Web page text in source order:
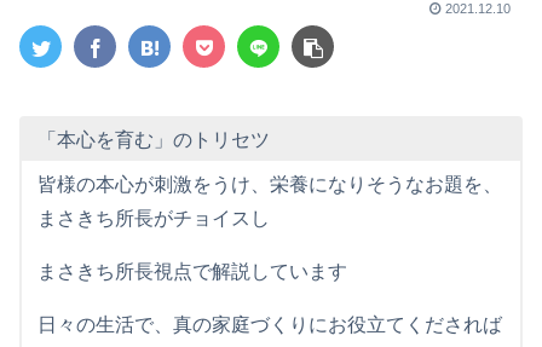
2021.12.10
「本心を育む」のトリセツ
皆様の本心が刺激をうけ、栄養になりそうなお題を、
まさきち所長がチョイスし
まさきち所長視点で解説しています
日々の生活で、真の家庭づくりにお役立てくだされば